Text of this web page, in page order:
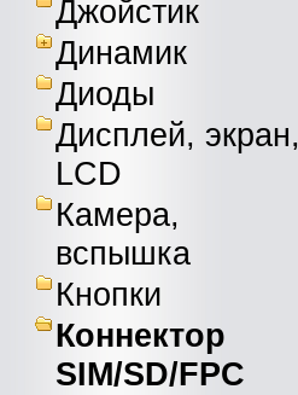
Джойстик
Динамик
Диоды
Дисплей, экран,
LCD
Камера,
вспышка
Кнопки
Коннектор
SIM/SD/FPC